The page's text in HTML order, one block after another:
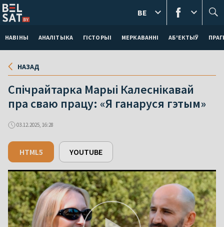
НАВІНЫ АНАЛІТЫКА ГІСТОРЫІ МЕРКАВАННI АБ'ЕКТЫЎ
BE
НАЗАД
Спічрайтарка Марыі Калеснікавай
пра сваю працу: «Я ганаруся гэтым»
03.12.2025, 16:28
HTML5 YOUTUBE